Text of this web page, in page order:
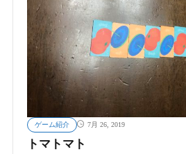
ゲーム紹介 7月 26, 2019
トマトマト